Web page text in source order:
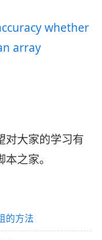
whether
array
对大家的学习有
之家。
的方法